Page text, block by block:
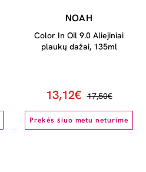
NOAH
Color In Oil 9.0 Aliejiniai
plaukų dažai, 135ml
13,12€ 17,50€
Prekės šiuo metu neturime